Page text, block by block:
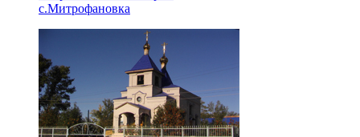
с.Митрофановка